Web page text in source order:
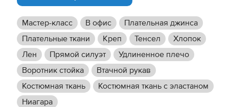
Мастер-класс В офис
Плательная джинса
Плательные ткани
Креп Тенсел
Хлопок
Лен
Прямой силуэт
Удлиненное плечо
Воротник стойка
Втачной рукав
Костюмная ткань
Костюмная ткань с эластаном
Ниагара